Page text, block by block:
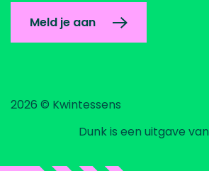
Meld je aan
2026 © Kwintessens
Dunk is een uitgave van